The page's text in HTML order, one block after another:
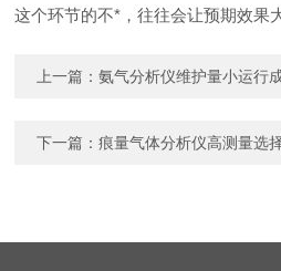
这个环节的不*，往往会让预期效果
上一篇：氨气分析仪维护量小运行
下一篇：痕量气体分析仪高测量选